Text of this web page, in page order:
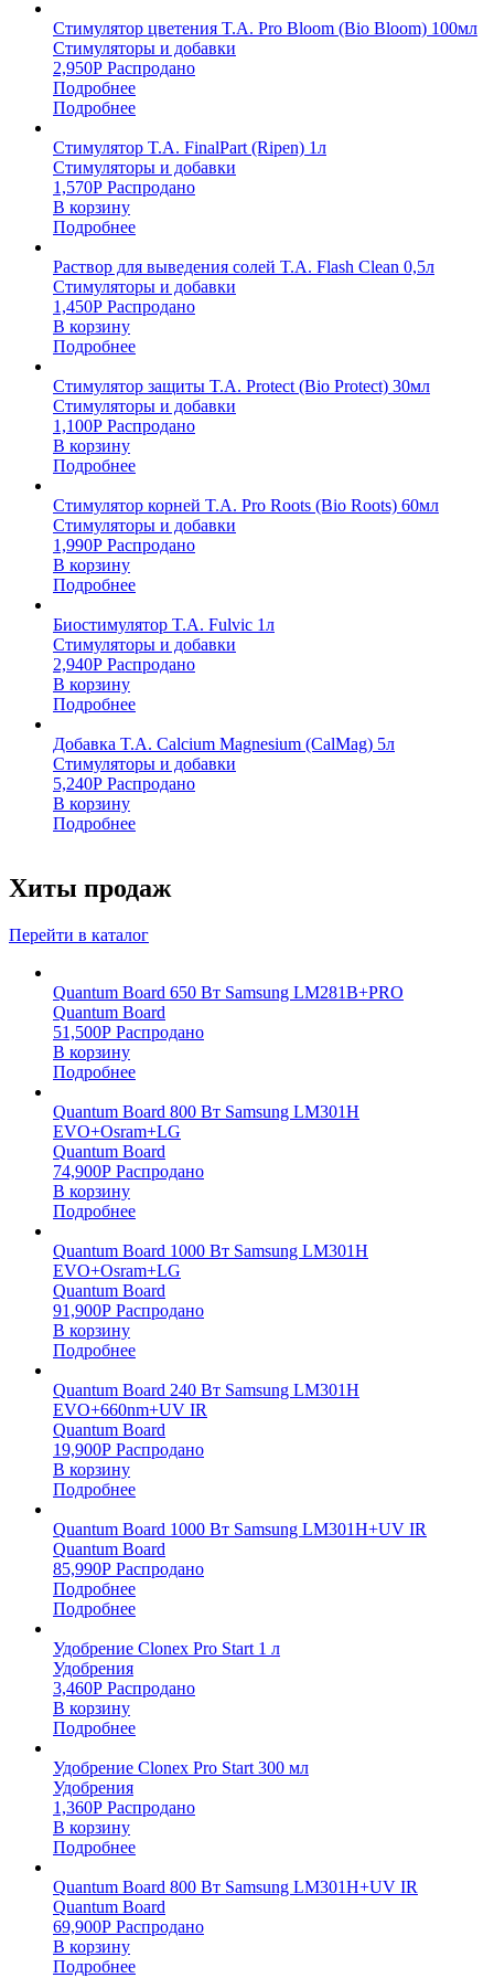
Стимулятор цветения T.A. Pro Bloom (Bio Bloom) 100мл
Стимуляторы и добавки
2,950Р Распродано
Подробнее
Подробнее
Стимулятор T.A. FinalPart (Ripen) 1л
Стимуляторы и добавки
1,570Р Распродано
В корзину
Подробнее
Раствор для выведения солей T.A. Flash Clean 0,5л
Стимуляторы и добавки
1,450Р Распродано
В корзину
Подробнее
Стимулятор защиты T.A. Protect (Bio Protect) 30мл
Стимуляторы и добавки
1,100Р Распродано
В корзину
Подробнее
Стимулятор корней T.A. Pro Roots (Bio Roots) 60мл
Стимуляторы и добавки
1,990Р Распродано
В корзину
Подробнее
Биостимулятор T.A. Fulvic 1л
Стимуляторы и добавки
2,940Р Распродано
В корзину
Подробнее
Добавка T.A. Calcium Magnesium (CalMag) 5л
Стимуляторы и добавки
5,240Р Распродано
В корзину
Подробнее
Хиты продаж
Перейти в каталог
Quantum Board 650 Вт Samsung LM281B+PRO
Quantum Board
51,500Р Распродано
В корзину
Подробнее
Quantum Board 800 Вт Samsung LM301H
EVO+Osram+LG
Quantum Board
74,900Р Распродано
В корзину
Подробнее
Quantum Board 1000 Вт Samsung LM301H
EVO+Osram+LG
Quantum Board
91,900Р Распродано
В корзину
Подробнее
Quantum Board 240 Вт Samsung LM301H
EVO+660nm+UV IR
Quantum Board
19,900Р Распродано
В корзину
Подробнее
Quantum Board 1000 Вт Samsung LM301H+UV IR
Quantum Board
85,990Р Распродано
Подробнее
Подробнее
Удобрение Clonex Pro Start 1 л
Удобрения
3,460Р Распродано
В корзину
Подробнее
Удобрение Clonex Pro Start 300 мл
Удобрения
1,360Р Распродано
В корзину
Подробнее
Quantum Board 800 Вт Samsung LM301H+UV IR
Quantum Board
69,900Р Распродано
В корзину
Подробнее